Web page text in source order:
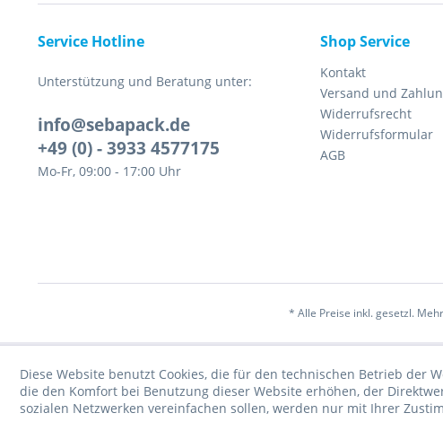
Service Hotline
Unterstützung und Beratung unter:
info@sebapack.de
+49 (0) - 3933 4577175
Mo-Fr, 09:00 - 17:00 Uhr
Shop Service
Kontakt
Versand und
Widerrufsrecht
Widerrufsformular
AGB
* Alle Preise inkl. gesetzl.
Diese Website benutzt Cookies, die für den technischen Betrieb der
die den Komfort bei Benutzung dieser Website erhöhen, der
sozialen Netzwerken vereinfachen sollen, werden nur mit Ihrer